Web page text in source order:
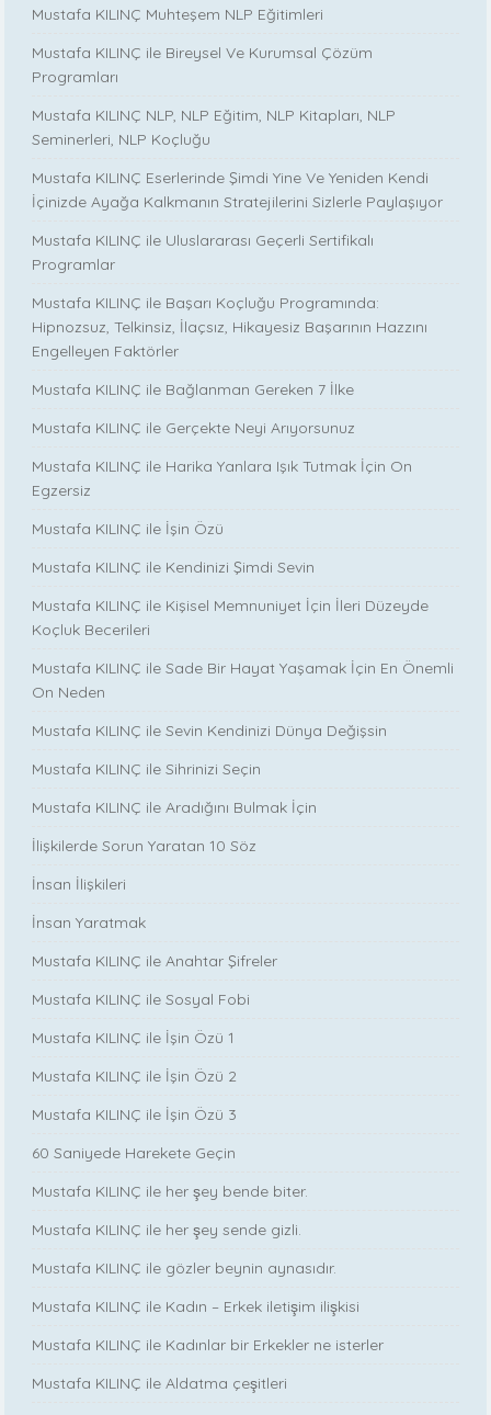
Mustafa KILINÇ Muhteşem NLP Eğitimleri
Mustafa KILINÇ ile Bireysel Ve Kurumsal Çözüm
Programları
Mustafa KILINÇ NLP, NLP Eğitim, NLP Kitapları, NLP
Seminerleri, NLP Koçluğu
Mustafa KILINÇ Eserlerinde Şimdi Yine Ve Yeniden Kendi
İçinizde Ayağa Kalkmanın Stratejilerini Sizlerle Paylaşıyor
Mustafa KILINÇ ile Uluslararası Geçerli Sertifikalı
Programlar
Mustafa KILINÇ ile Başarı Koçluğu Programında:
Hipnozsuz, Telkinsiz, İlaçsız, Hikayesiz Başarının Hazzını
Engelleyen Faktörler
Mustafa KILINÇ ile Bağlanman Gereken 7 İlke
Mustafa KILINÇ ile Gerçekte Neyi Arıyorsunuz
Mustafa KILINÇ ile Harika Yanlara Işık Tutmak İçin On
Egzersiz
Mustafa KILINÇ ile İşin Özü
Mustafa KILINÇ ile Kendinizi Şimdi Sevin
Mustafa KILINÇ ile Kişisel Memnuniyet İçin İleri Düzeyde
Koçluk Becerileri
Mustafa KILINÇ ile Sade Bir Hayat Yaşamak İçin En Önemli
On Neden
Mustafa KILINÇ ile Sevin Kendinizi Dünya Değişsin
Mustafa KILINÇ ile Sihrinizi Seçin
Mustafa KILINÇ ile Aradığını Bulmak İçin
İlişkilerde Sorun Yaratan 10 Söz
İnsan İlişkileri
İnsan Yaratmak
Mustafa KILINÇ ile Anahtar Şifreler
Mustafa KILINÇ ile Sosyal Fobi
Mustafa KILINÇ ile İşin Özü 1
Mustafa KILINÇ ile İşin Özü 2
Mustafa KILINÇ ile İşin Özü 3
60 Saniyede Harekete Geçin
Mustafa KILINÇ ile her şey bende biter.
Mustafa KILINÇ ile her şey sende gizli.
Mustafa KILINÇ ile gözler beynin aynasıdır.
Mustafa KILINÇ ile Kadın – Erkek iletişim ilişkisi
Mustafa KILINÇ ile Kadınlar bir Erkekler ne isterler
Mustafa KILINÇ ile Aldatma çeşitleri